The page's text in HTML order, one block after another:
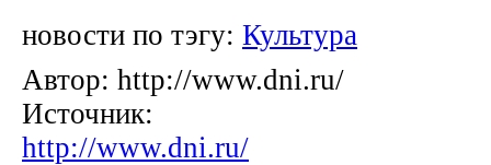
новости по тэгу: Культура
Автор: http://www.dni.ru/
Источник:
http://www.dni.ru/